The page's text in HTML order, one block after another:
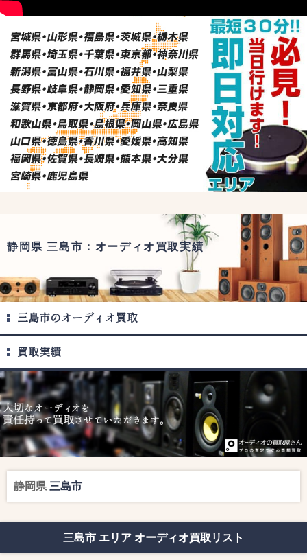
静岡県 三島市：オーディオ買取実績
三島市のオーディオ買取
買取実績
静岡県 三島市
三島市 エリア オーディオ買取リスト